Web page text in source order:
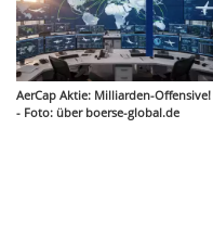
AerCap Aktie: Milliarden-Offensive!
- Foto: über boerse-global.de